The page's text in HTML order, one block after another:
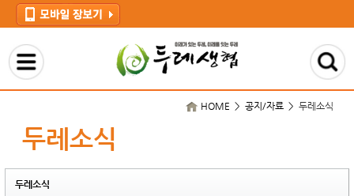
두레소식
HOME > 공지/자료 > 두레소식
두레소식